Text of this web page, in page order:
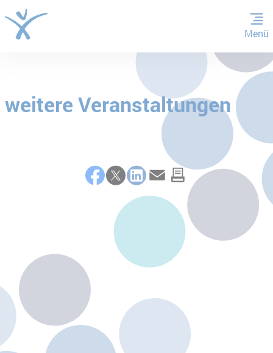
ZUM HAUPTINHALT SPRINGEN
Menü
weitere Veranstaltungen